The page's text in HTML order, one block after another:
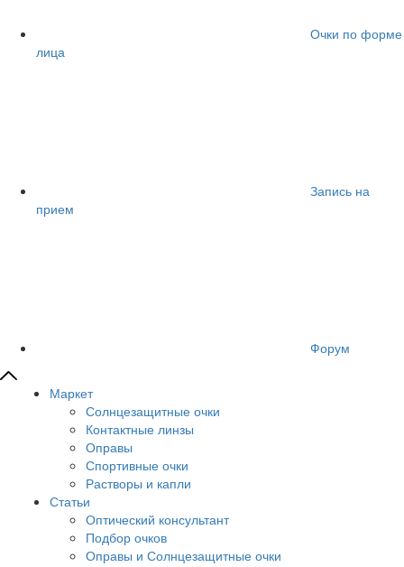
Очки по форме
лица
Запись на
прием
Форум
Маркет
Солнцезащитные очки
Контактные линзы
Оправы
Спортивные очки
Растворы и капли
Статьи
Оптический консультант
Подбор очков
Оправы и Солнцезащитные очки